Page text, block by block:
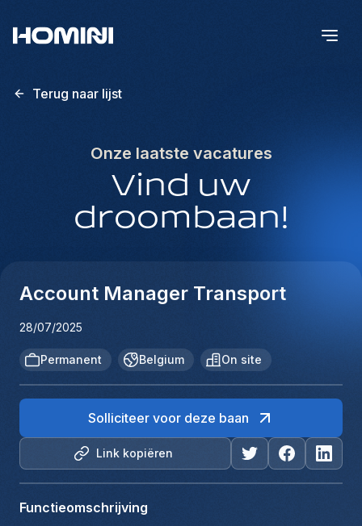
Terug naar lijst
Onze laatste vacatures
Vind uw
droombaan!
Account Manager Transport
28/07/2025
Permanent Belgium On site
Link kopiëren
Solliciteer voor deze baan
Functieomschrijving